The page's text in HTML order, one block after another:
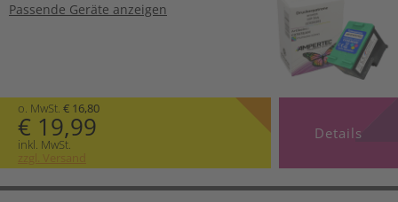
Passende Geräte anzeigen
o. MwSt. € 16,80
€ 19,99
inkl. MwSt.
zzgl. Versand
Details